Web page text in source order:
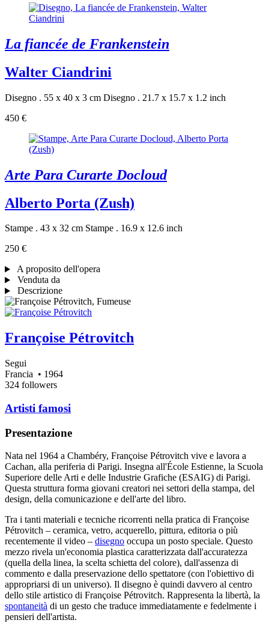
La fiancée de Frankenstein
Walter Ciandrini
Disegno . 55 x 40 x 3 cm Disegno . 21.7 x 15.7 x 1.2 inch
450 €
Arte Para Curarte Docloud
Alberto Porta (Zush)
Stampe . 43 x 32 cm Stampe . 16.9 x 12.6 inch
250 €
A proposito dell'opera
Venduta da
Descrizione
Françoise Pétrovitch
Segui
Francia • 1964
324 followers
Artisti famosi
Presentazione
Nata nel 1964 a Chambéry, Françoise Pétrovitch vive e lavora a
Cachan, alla periferia di Parigi. Insegna all'École Estienne, la Scuola
Superiore delle Arti e delle Industrie Grafiche (ESAIG) di Parigi.
Questa struttura forma giovani creatori nei settori della stampa, del
design, della comunicazione e dell'arte del libro.
Tra i tanti materiali e tecniche ricorrenti nella pratica di Françoise
Pétrovitch – ceramica, vetro, acquerello, pittura, editoria o più
recentemente il video – disegno occupa un posto speciale. Questo
mezzo rivela un'economia plastica caratterizzata dall'accuratezza
(quella della linea, la scelta schietta del colore), dall'assenza di
commento e dalla preservazione dello spettatore (con l'obiettivo di
appropriarsi di un universo). Il disegno è quindi davvero al centro
dello stile artistico di Françoise Pétrovitch. Rappresenta la libertà, la
spontaneità di un gesto che traduce immediatamente e fedelmente i
pensieri dell'artista.